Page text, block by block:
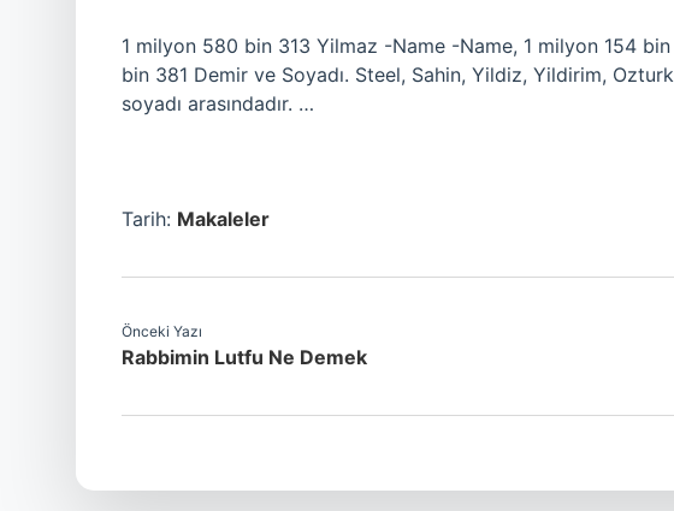
1 milyon 580 bin 313 Yilmaz -Name -Name, 1 milyon 154
bin 381 Demir ve Soyadı. Steel, Sahin, Yildiz, Yildirim,
soyadı arasındadır. …
Tarih: Makaleler
Önceki Yazı
Rabbimin Lutfu Ne Demek